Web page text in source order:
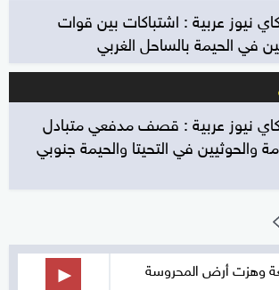
نيوز عربية : اشتباكات بين قوات
في الحيمة بالساحل الغربي
نيوز عربية : قصف مدفعي متبادل
والحوثيين في التحيتا والحيمة جنوبي
وهزت أرض المحروسة